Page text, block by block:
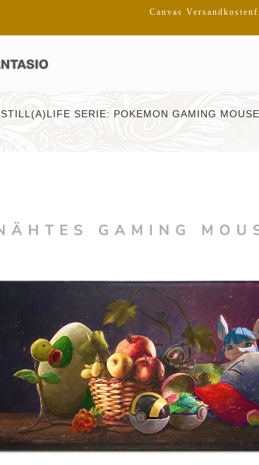
Canvas
STILL(A)LIFE SERIE: POKEMON GAMING